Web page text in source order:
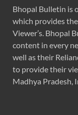
Bhopal Bulletin is
which provides
Viewer’s. Bhopal
content in every
well as their
to provide their
Madhya Pradesh,